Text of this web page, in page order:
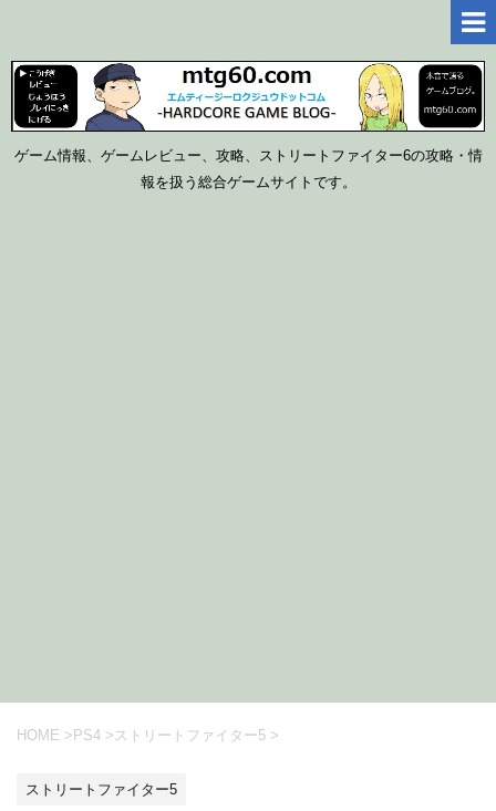
ゲーム情報、ゲームレビュー、攻略、ストリートファイター6の攻略・情
報を扱う総合ゲームサイトです。
HOME >PS4 > ストリートファイター5 >
ストリートファイター5